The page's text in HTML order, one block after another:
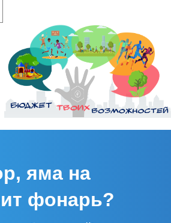
яма на
фонарь?